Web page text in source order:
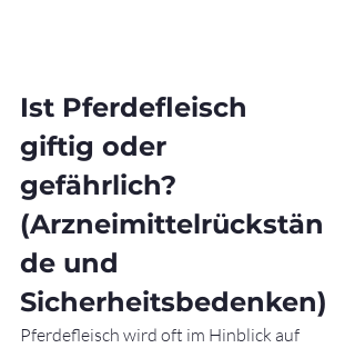
Ist Pferdefleisch
giftig oder
gefährlich?
(Arzneimittelrückstän
de und
Sicherheitsbedenken)
Pferdefleisch wird oft im Hinblick auf